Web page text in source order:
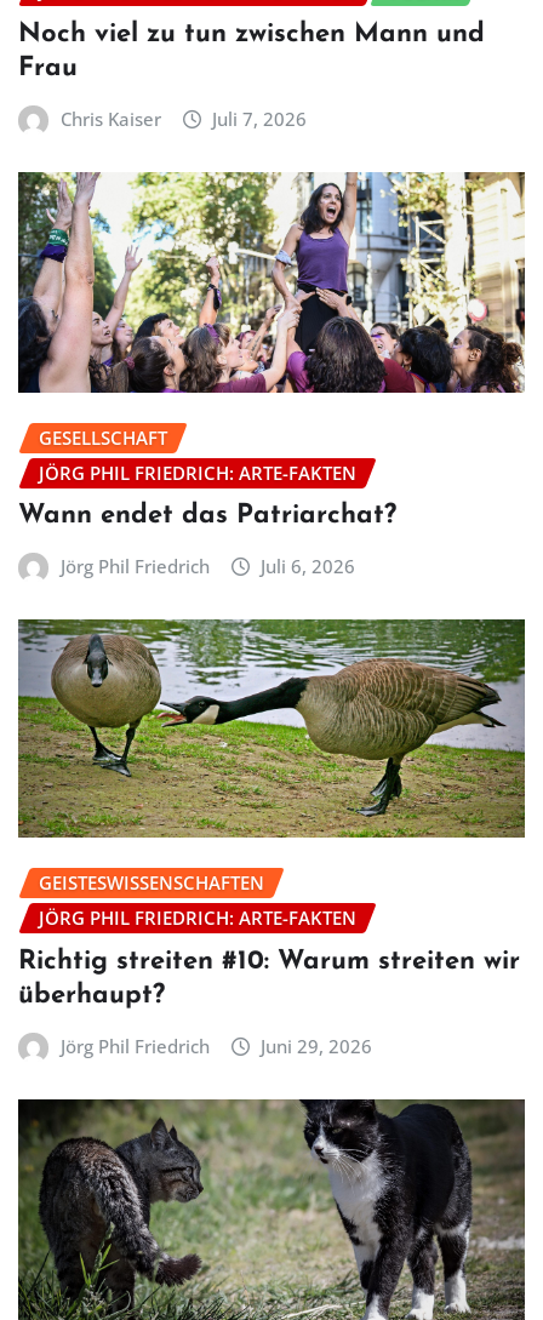
Noch viel zu tun zwischen Mann und
Frau
Chris Kaiser Juli 7, 2026
GESELLSCHAFT
JÖRG PHIL FRIEDRICH: ARTE-FAKTEN
Wann endet das Patriarchat?
Jörg Phil Friedrich Juli 6, 2026
GEISTESWISSENSCHAFTEN
JÖRG PHIL FRIEDRICH: ARTE-FAKTEN
Richtig streiten #10: Warum streiten wir
überhaupt?
Jörg Phil Friedrich Juni 29, 2026